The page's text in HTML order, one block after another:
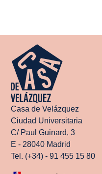
Casa de Velázquez
Ciudad Universitaria
C/ Paul Guinard, 3
E - 28040 Madrid
Tel. (+34) - 91 455 15 80